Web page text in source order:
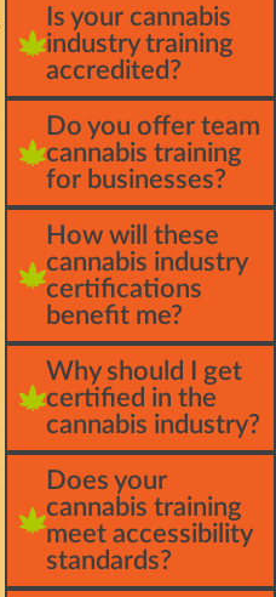
Is your cannabis
industry training
accredited?
Do you offer team
cannabis training
for businesses?
How will these
cannabis industry
certifications
benefit me?
Why should I get
certified in the
cannabis industry?
Does your
cannabis training
meet accessibility
standards?